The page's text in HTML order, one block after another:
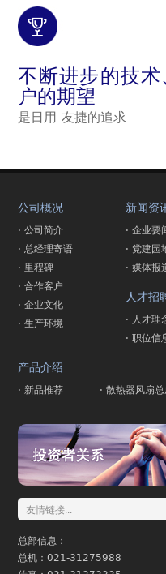
不断进步的技
户的期望
是日用-友捷的追求
公司概况
· 公司简介
· 总经理寄语
· 里程碑
· 合作客户
· 企业文化
· 生产环境
新闻资
· 企业要
· 党建园
· 媒体报
人才招
· 人才理
· 职位信
产品介绍
· 新品推荐 · 散热器风扇
总部信息：
总机：021-31275988